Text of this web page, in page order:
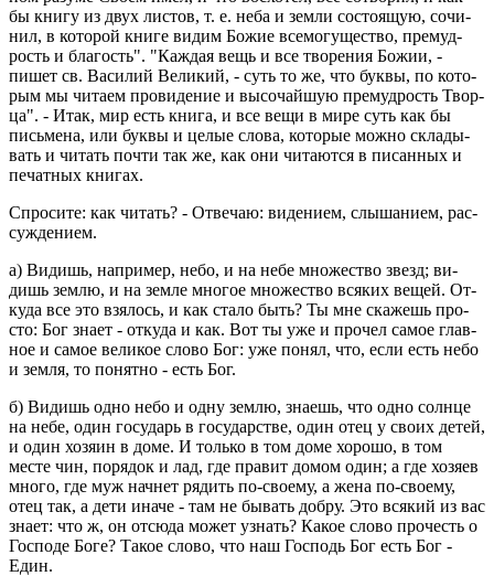
бы книгу из двух ли­стов, т. е. неба и земли со­сто­я­щую, со­чи­
нил, в ко­то­рой книге видим Божие все­мо­гу­ще­ство, пре­муд­
рость и бла­гость". "Каж­дая вещь и все тво­ре­ния Божии, -
пишет св. Ва­си­лий Ве­ли­кий, - суть то же, что буквы, по ко­то­
рым мы чи­та­ем про­ви­де­ние и вы­со­чай­шую пре­муд­рость Твор­
ца". - Итак, мир есть книга, и все вещи в мире суть как бы
пись­ме­на, или буквы и целые слова, ко­то­рые можно скла­ды­
вать и чи­тать почти так же, как они чи­та­ют­ся в пи­сан­ных и
пе­чат­ных кни­гах.
Спро­си­те: как чи­тать? - От­ве­чаю: ви­де­ни­ем, слы­ша­ни­ем, рас­
суж­де­ни­ем.
а) Ви­дишь, на­при­мер, небо, и на небе мно­же­ство звезд; ви­
дишь землю, и на земле мно­гое мно­же­ство вся­ких вещей. От­
ку­да все это взя­лось, и как стало быть? Ты мне ска­жешь про­
сто: Бог знает - от­ку­да и как. Вот ты уже и про­чел самое глав­
ное и самое ве­ли­кое слово Бог: уже понял, что, если есть небо
и земля, то по­нят­но - есть Бог.
б) Ви­дишь одно небо и одну землю, зна­ешь, что одно солн­це
на небе, один го­су­дарь в го­су­дар­стве, один отец у своих детей,
и один хо­зя­ин в доме. И толь­ко в том доме хо­ро­шо, в том
месте чин, по­ря­док и лад, где пра­вит домом один; а где хо­зя­ев
много, где муж нач­нет ря­дить по-сво­е­му, а жена по-сво­е­му,
отец так, а дети иначе - там не бы­вать добру. Это вся­кий из вас
знает: что ж, он от­сю­да может узнать? Какое слово про­честь о
Гос­по­де Боге? Такое слово, что наш Гос­подь Бог есть Бог -
Един.